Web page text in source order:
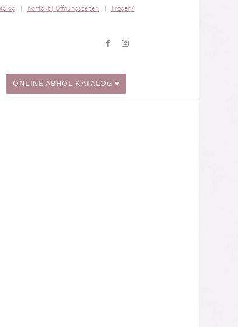
Kontakt | Öffnungszeiten Fragen?
ONLINE ABHOL KATALOG ♥